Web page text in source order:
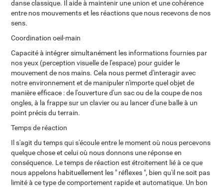
danse classique. Il aide à maintenir une union et une cohérence
entre nos mouvements et les réactions que nous recevons de nos
sens.
Coordination oeil-main
Capacité à intégrer simultanément les informations fournies par
nos yeux (perception visuelle de l'espace) pour guider le
mouvement de nos mains. Cela nous permet d'interagir avec
notre environnement et de manipuler n'importe quel objet de
manière efficace : de l'ouverture d'un sac ou de la coupe de nos
ongles, à la frappe sur un clavier ou au lancer d'une balle à un
point précis du terrain.
Temps de réaction
Il s'agit du temps qui s'écoule entre le moment où nous percevons
quelque chose et celui où nous donnons une réponse en
conséquence. Le temps de réaction est étroitement lié à ce que
nous appelons habituellement les " réflexes ", bien qu'il ne soit pas
limité à ce type de comportement rapide et automatique. Un bon